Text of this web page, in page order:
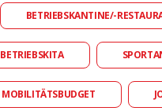
BETRIEBSKANTINE/-
BETRIEBSKITA
MOBILITÄTSBUDGET